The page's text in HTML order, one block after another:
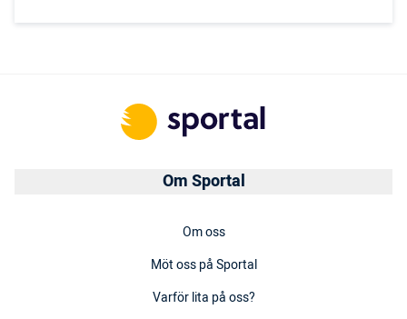
Om Sportal
Om oss
Möt oss på Sportal
Varför lita på oss?